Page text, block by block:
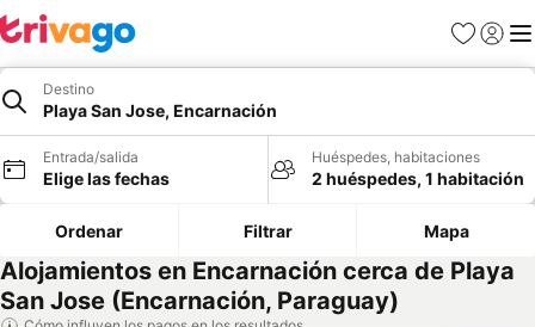
Favoritos
Iniciar
Destino
Playa San Jose, Encarnación
Entrada/salida
Elige las fechas
Huéspedes, habitaciones
2 huéspedes, 1 habitación
Ordenar Filtrar Mapa
Alojamientos en Encarnación cerca de Playa
San Jose (Encarnación, Paraguay)